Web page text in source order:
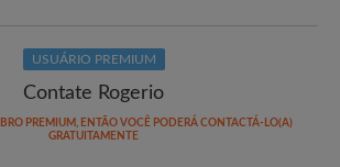
USUÁRIO PREMIUM
Contate Rogerio
PREMIUM, ENTÃO VOCÊ PODERÁ CONTACTÁ-LO(A)
GRATUITAMENTE